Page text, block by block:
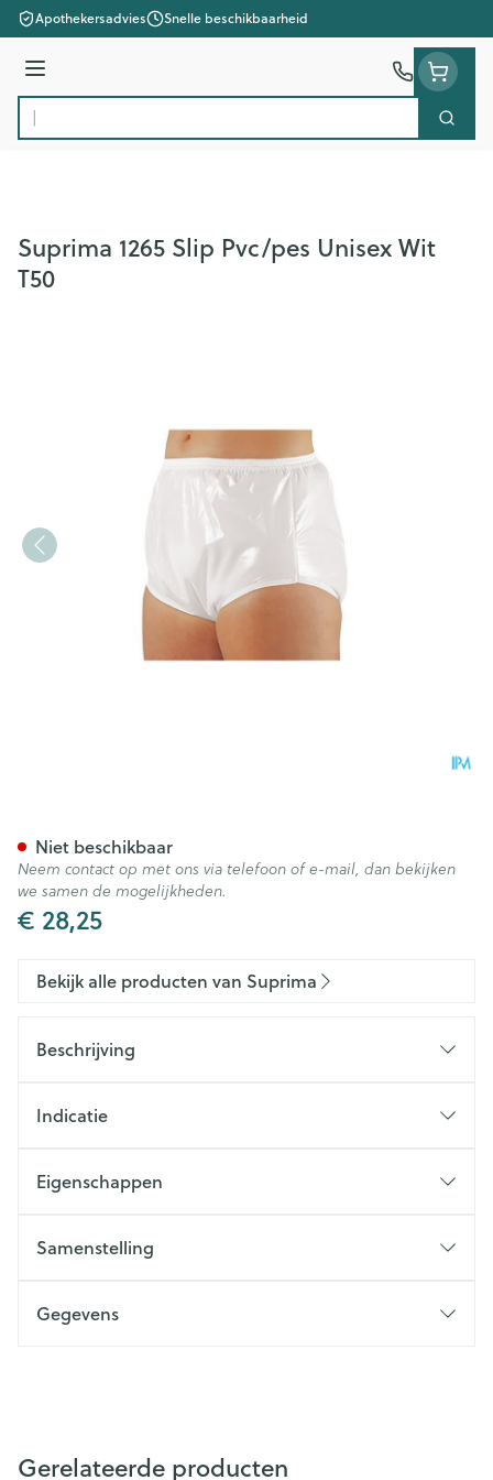
Ga naar de inhoud
Apothekersadvies Snelle beschikbaarheid
Menu
Product, merk, categorie... Zoek
Suprima 1265 Slip Pvc/pes Unisex Wit
T50
€ 28,25
Niet beschikbaar
Neem contact op met ons via telefoon of e-mail, dan bekijken
we samen de mogelijkheden.
Bekijk alle producten van Suprima
Beschrijving
Indicatie
Eigenschappen
Samenstelling
Gegevens
Gerelateerde producten